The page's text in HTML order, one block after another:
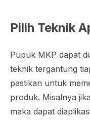
Pilih Teknik
Pupuk MKP dapat
teknik tergantung
pastikan untuk
produk. Misalnya
maka dapat